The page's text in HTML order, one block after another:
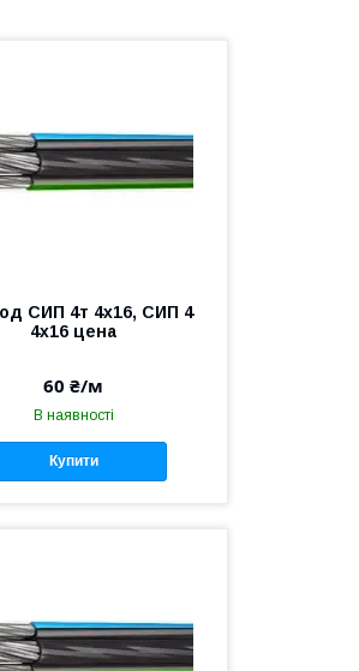
СИП 4т 4х16, СИП 4
4х16 цена
60 ₴/м
В наявності
Купити